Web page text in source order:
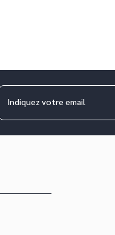
Indiquez votre email